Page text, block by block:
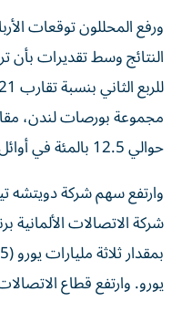
ورفع المحللون توقعات
مجموعة بورصات لندن،
حوالي 12.5 بالمئة في أوائل مايو/أيار.
يورو. وارتفع قطاع الاتصالات